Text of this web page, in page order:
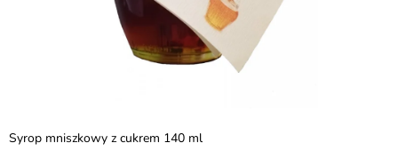
Syrop mniszkowy z cukrem 140 ml